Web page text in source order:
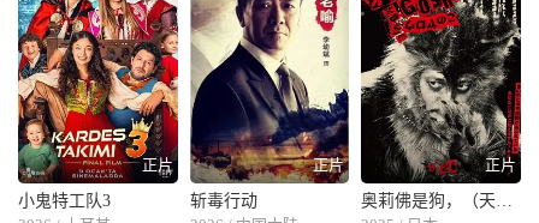
正片
小鬼特工队3
正片
斩毒行动
正片